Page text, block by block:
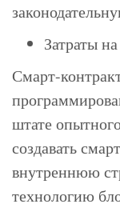
Затраты
Смарт-
штате
создавать
внутреннюю
технологию